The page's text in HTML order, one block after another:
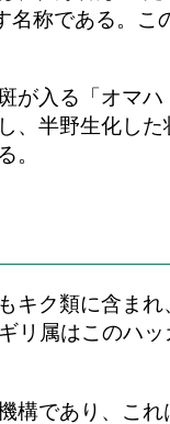
名称である。こ
が入る「オマ
、半野生化し
。
ク類に含まれ
リ属はこのハ
構であり、こ